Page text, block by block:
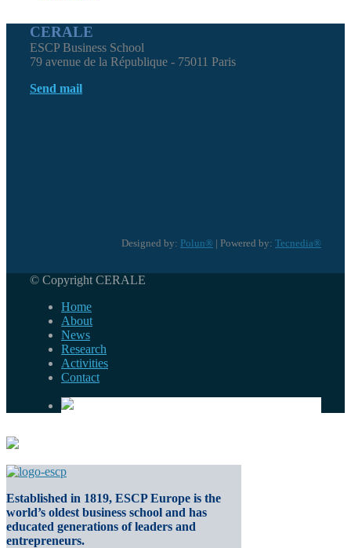
CERALE
ESCP Business School
79 avenue de la République - 75011 Paris
Send mail
Designed by: Polun® | Powered by: Tecnedia®
© Copyright CERALE
Home
About
News
Research
Activities
Contact
Established in 1819, ESCP Europe is the
world’s oldest business school and has
educated generations of leaders and
entrepreneurs.